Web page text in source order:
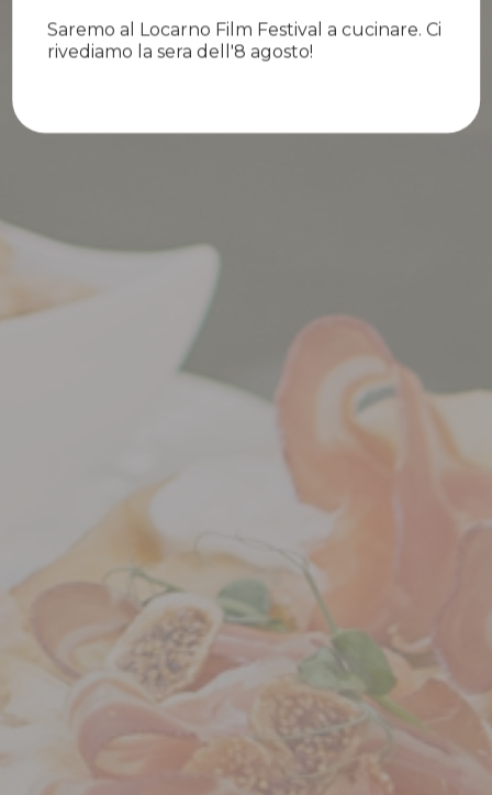
Saremo al Locarno Film Festival a cucinare. Ci
rivediamo la sera dell'8 agosto!